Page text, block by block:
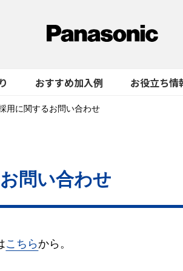
おすすめ加入例 お役立ち情
用に関するお問い合わせ
問い合わせ
こちらから。